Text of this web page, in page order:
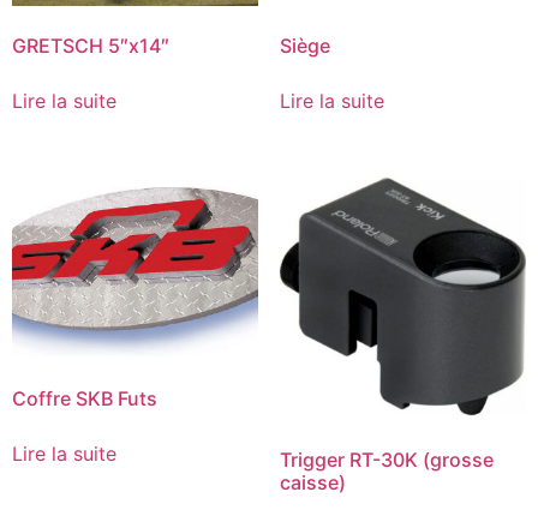
GRETSCH 5″x14″
Lire la suite
Siège
Lire la suite
Coffre SKB Futs
Lire la suite
Trigger RT-30K (grosse
caisse)